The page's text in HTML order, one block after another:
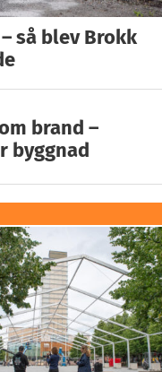
så blev Brokk
brand –
byggnad